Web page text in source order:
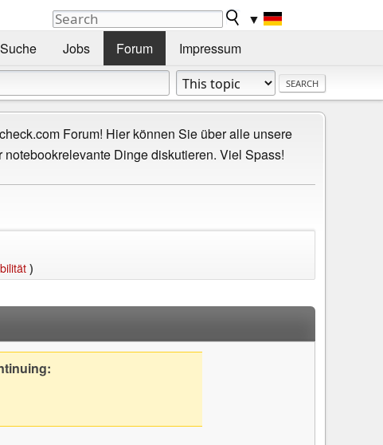
▼
Suche Jobs Forum Impressum
Forum! Hier können Sie über alle unsere
Dinge diskutieren. Viel Spass!
)